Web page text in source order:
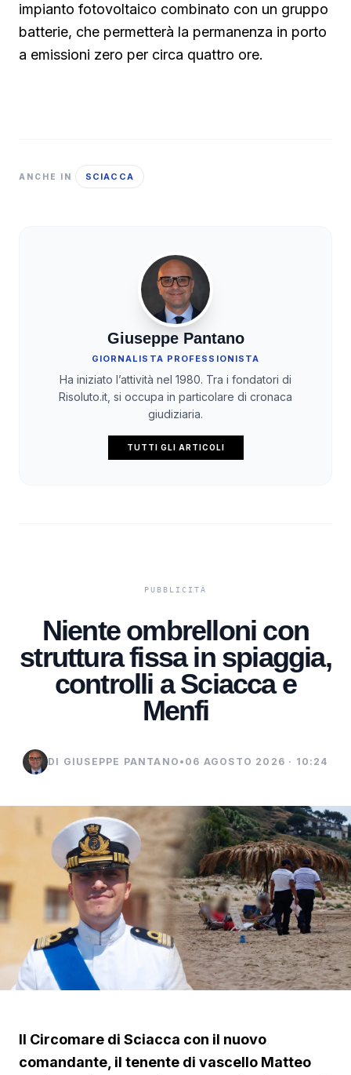
impianto fotovoltaico combinato con un gruppo
batterie, che permetterà la permanenza in porto
a emissioni zero per circa quattro ore.
ANCHE IN SCIACCA
Giuseppe Pantano
GIORNALISTA PROFESSIONISTA
Ha iniziato l’attività nel 1980. Tra i fondatori di
Risoluto.it, si occupa in particolare di cronaca
giudiziaria.
TUTTI GLI ARTICOLI
Niente ombrelloni con
struttura fissa in spiaggia,
controlli a Sciacca e
Menfi
DI GIUSEPPE PANTANO • 06 AGOSTO 2026 · 10:24
Il Circomare di Sciacca con il nuovo
comandante, il tenente di vascello Matteo